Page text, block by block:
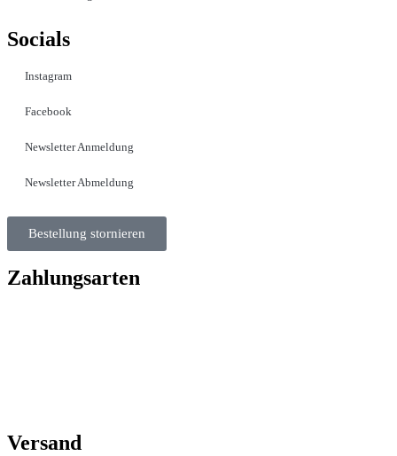
Socials
Instagram
Facebook
Newsletter Anmeldung
Newsletter Abmeldung
Bestellung stornieren
Zahlungsarten
Versand